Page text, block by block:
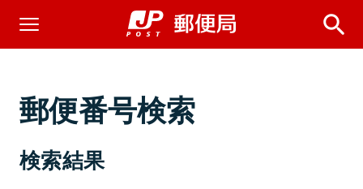
郵便番号検索
検索結果